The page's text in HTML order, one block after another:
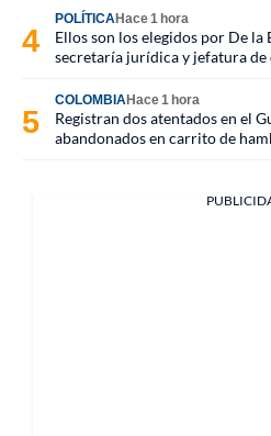
POLÍTICAHace 1 hora
Ellos son los elegidos por De
secretaría jurídica y jefatura de
COLOMBIAHace 1 hora
Registran dos atentados en el
abandonados en carrito de